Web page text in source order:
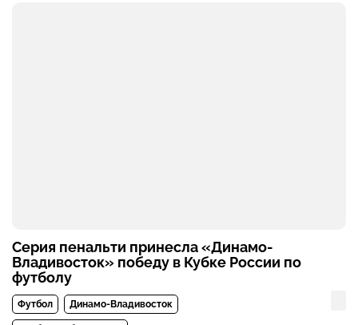
Серия пенальти принесла «Динамо-
Владивосток» победу в Кубке России по
футболу
Футбол Динамо-Владивосток